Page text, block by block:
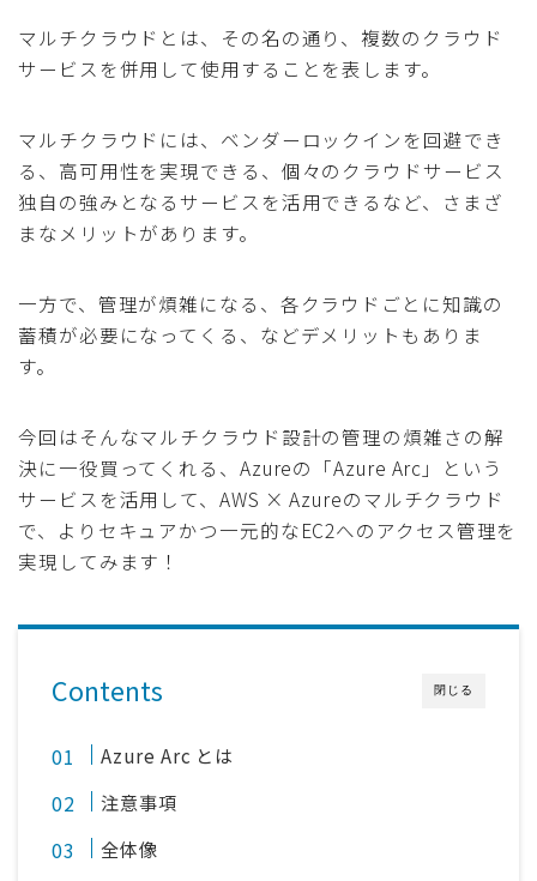
マルチクラウドとは、その名の通り、複数のクラウド
サービスを併用して使用することを表します。
マルチクラウドには、ベンダーロックインを回避でき
る、高可用性を実現できる、個々のクラウドサービス
独自の強みとなるサービスを活用できるなど、さまざ
まなメリットがあります。
一方で、管理が煩雑になる、各クラウドごとに知識の
蓄積が必要になってくる、などデメリットもありま
す。
今回はそんなマルチクラウド設計の管理の煩雑さの解
決に一役買ってくれる、Azureの「Azure Arc」という
サービスを活用して、AWS × Azureのマルチクラウド
で、よりセキュアかつ一元的なEC2へのアクセス管理を
実現してみます！
閉じる
Contents
Azure Arc とは
注意事項
全体像